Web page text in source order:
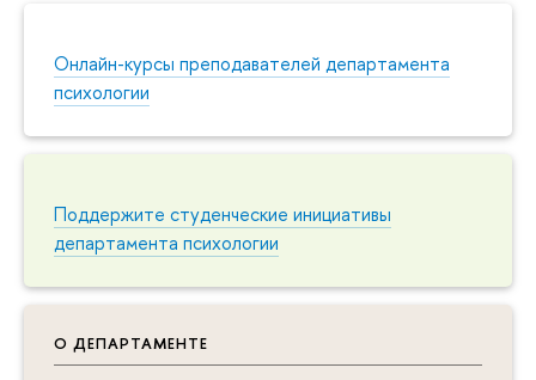
Онлайн-курсы преподавателей департамента
психологии
Поддержите студенческие инициативы
департамента психологии
О ДЕПАРТАМЕНТЕ